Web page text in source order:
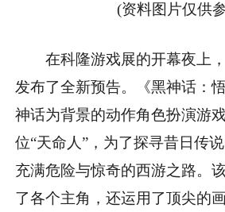
(资料图片仅供
在科隆游戏展的开幕夜上
发布了全新预告。《黑神话：
神话为背景的动作角色扮演游
位“天命人”，为了探寻昔日传
充满危险与惊奇的西游之路。
了各个主角，还运用了顶尖的